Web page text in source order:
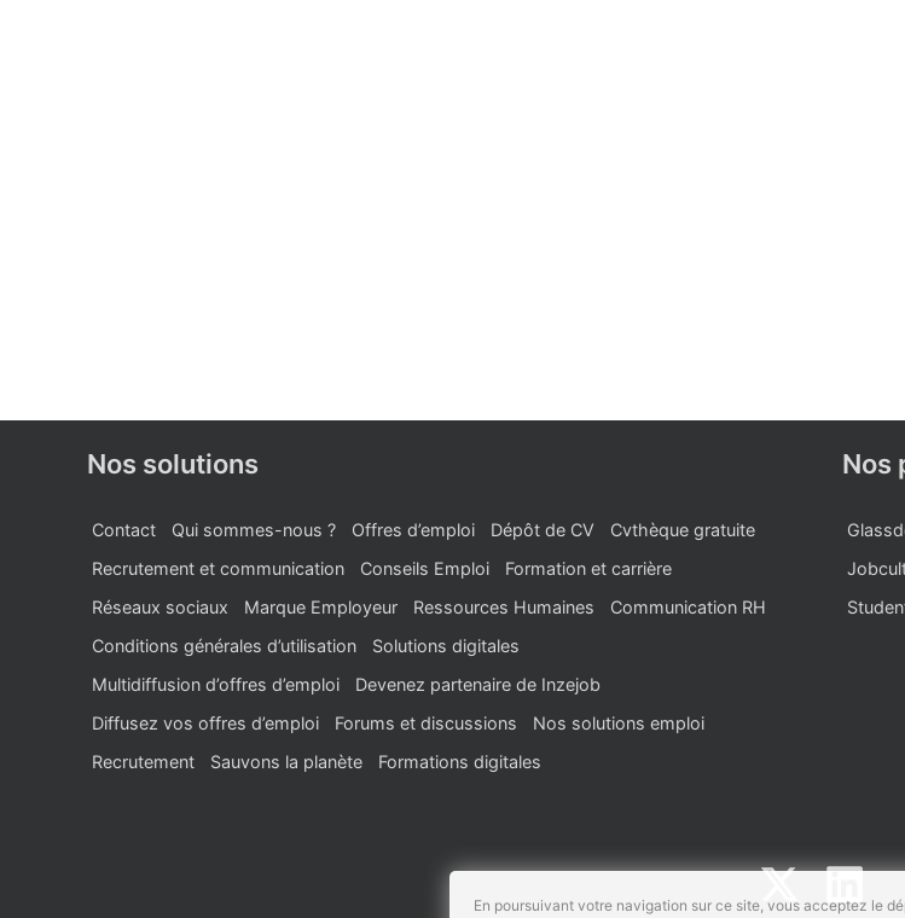
Nos solutions
Contact Qui sommes-nous ? Offres d’emploi Dépôt de CV
Cvthèque gratuite
Recrutement et communication
Conseils Emploi
Formation et carrière
Réseaux sociaux
Marque Employeur Ressources Humaines
Communication RH
Conditions générales d’utilisation
Solutions digitales
Multidiffusion d’offres d’emploi
Devenez partenaire de Inzejob
Diffusez vos offres d’emploi
Forums et discussions
Nos solutions emploi
Recrutement
Sauvons la planète Formations digitales
Nos
En poursuivant votre navigation sur ce site, vous acceptez le